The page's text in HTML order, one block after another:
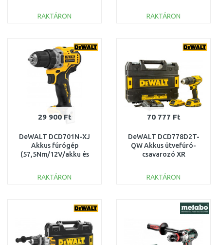
koffer
RAKTÁRON
Összehasonlítás
RAKTÁRON
Összehasonlítás
29 900 Ft
DeWALT DCD701N-XJ
Akkus fúrógép
(57,5Nm/12V/akku és
RAKTÁRON
Összehasonlítás
70 777 Ft
DeWALT DCD778D2T-
QW Akkus ütvefúró-
csavarozó XR
Tstak
RAKTÁRON
Összehasonlítás